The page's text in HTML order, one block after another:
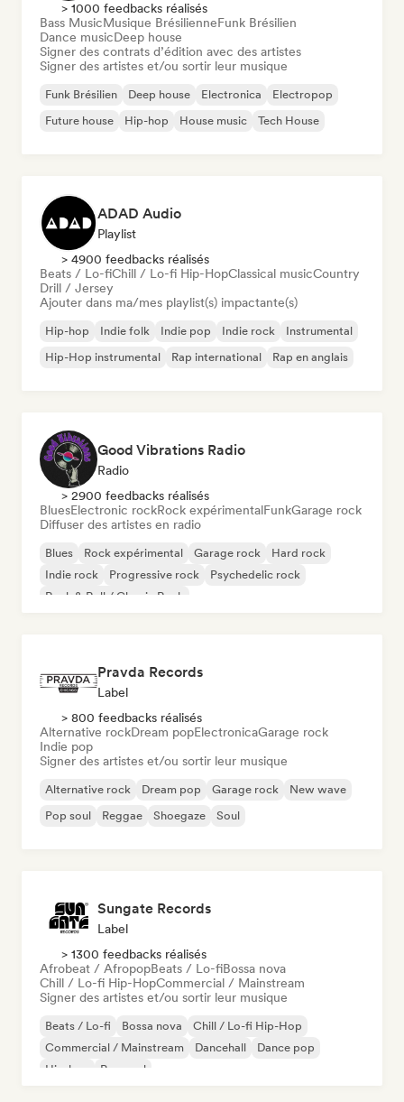
> 1000 feedbacks réalisés
Bass MusicMusique BrésilienneFunk Brésilien
Dance musicDeep house
Signer des contrats d’édition avec des artistes
Signer des artistes et/ou sortir leur musique
Funk Brésilien Deep house Electronica
Electropop
Future house
Hip-hop House music Tech House
ADAD Audio
Playlist
> 4900 feedbacks réalisés
Beats / Lo-fiChill / Lo-fi Hip-HopClassical musicCountry
Drill / Jersey
Ajouter dans ma/mes playlist(s) impactante(s)
Hip-hop Indie folk Indie pop Indie rock
Instrumental
Hip-Hop instrumental
Rap international Rap en anglais
Good Vibrations Radio
Radio
> 2900 feedbacks réalisés
BluesElectronic rockRock expérimentalFunkGarage rock
Diffuser des artistes en radio
Blues Rock expérimental Garage rock
Hard rock
Indie rock
Progressive rock
Psychedelic rock
Rock & Roll / Classic Rock
Pravda Records
Label
> 800 feedbacks réalisés
Alternative rockDream popElectronicaGarage rock
Indie pop
Signer des artistes et/ou sortir leur musique
Alternative rock Dream pop Garage rock
New wave
Pop soul
Reggae Shoegaze Soul
Sungate Records
Label
> 1300 feedbacks réalisés
Afrobeat / AfropopBeats / Lo-fiBossa nova
Chill / Lo-fi Hip-HopCommercial / Mainstream
Signer des artistes et/ou sortir leur musique
Beats / Lo-fi Bossa nova
Chill / Lo-fi Hip-Hop
Commercial / Mainstream
Dancehall
Dance pop
Hip-hop
Pop soul